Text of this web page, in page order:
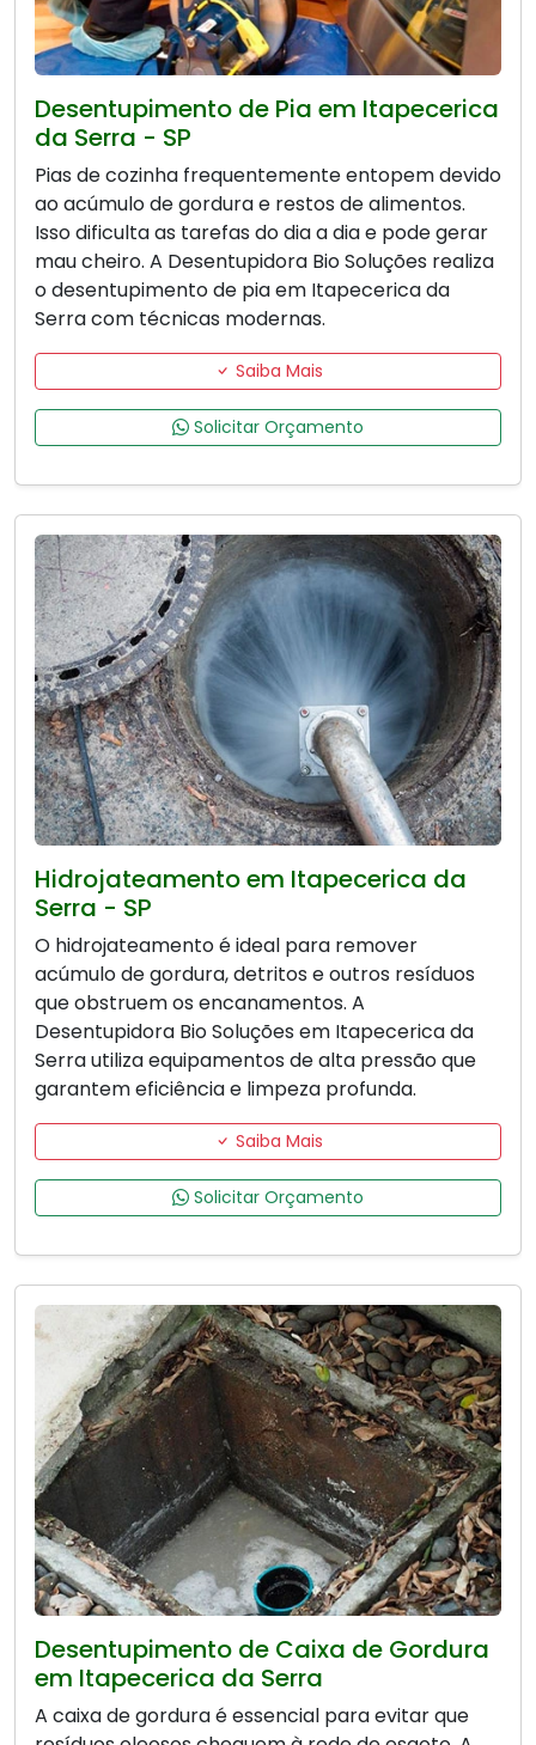
Desentupimento de Pia em Itapecerica
da Serra - SP
Pias de cozinha frequentemente entopem devido
ao acúmulo de gordura e restos de alimentos.
Isso dificulta as tarefas do dia a dia e pode gerar
mau cheiro. A Desentupidora Bio Soluções realiza
o desentupimento de pia em Itapecerica da
Serra com técnicas modernas.
Saiba Mais
Solicitar Orçamento
Hidrojateamento em Itapecerica da
Serra - SP
O hidrojateamento é ideal para remover
acúmulo de gordura, detritos e outros resíduos
que obstruem os encanamentos. A
Desentupidora Bio Soluções em Itapecerica da
Serra utiliza equipamentos de alta pressão que
garantem eficiência e limpeza profunda.
Saiba Mais
Solicitar Orçamento
Desentupimento de Caixa de Gordura
em Itapecerica da Serra
A caixa de gordura é essencial para evitar que